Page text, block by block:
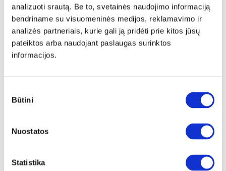
analizuoti srautą. Be to, svetainės naudojimo informaciją
bendriname su visuomeninės medijos, reklamavimo ir
analizės partneriais, kurie gali ją pridėti prie kitos jūsų
pateiktos arba naudojant paslaugas surinktos
informacijos.
pasirinkimas
Būtini
Nuostatos
Statistika